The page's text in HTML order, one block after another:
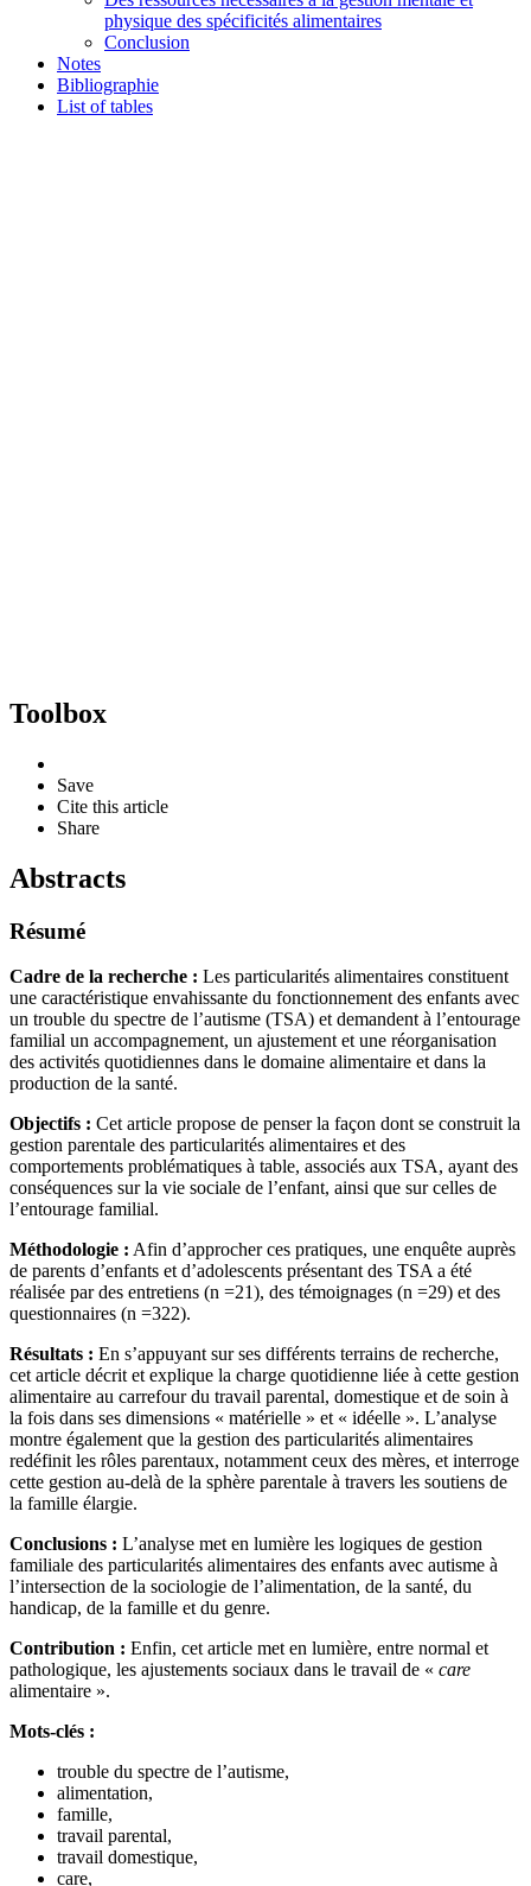
physique des spécificités alimentaires
Conclusion
Notes
Bibliographie
List of tables
Toolbox
Save
Cite this article
Share
Abstracts
Résumé
Cadre de la recherche : Les particularités alimentaires constituent
une caractéristique envahissante du fonctionnement des enfants avec
un trouble du spectre de l’autisme (TSA) et demandent à l’entourage
familial un accompagnement, un ajustement et une réorganisation
des activités quotidiennes dans le domaine alimentaire et dans la
production de la santé.
Objectifs : Cet article propose de penser la façon dont se construit la
gestion parentale des particularités alimentaires et des
comportements problématiques à table, associés aux TSA, ayant des
conséquences sur la vie sociale de l’enfant, ainsi que sur celles de
l’entourage familial.
Méthodologie : Afin d’approcher ces pratiques, une enquête auprès
de parents d’enfants et d’adolescents présentant des TSA a été
réalisée par des entretiens (n =21), des témoignages (n =29) et des
questionnaires (n =322).
Résultats : En s’appuyant sur ses différents terrains de recherche,
cet article décrit et explique la charge quotidienne liée à cette gestion
alimentaire au carrefour du travail parental, domestique et de soin à
la fois dans ses dimensions « matérielle » et « idéelle ». L’analyse
montre également que la gestion des particularités alimentaires
redéfinit les rôles parentaux, notamment ceux des mères, et interroge
cette gestion au-delà de la sphère parentale à travers les soutiens de
la famille élargie.
Conclusions : L’analyse met en lumière les logiques de gestion
familiale des particularités alimentaires des enfants avec autisme à
l’intersection de la sociologie de l’alimentation, de la santé, du
handicap, de la famille et du genre.
Contribution : Enfin, cet article met en lumière, entre normal et
pathologique, les ajustements sociaux dans le travail de « care
alimentaire ».
Mots-clés :
trouble du spectre de l’autisme,
alimentation,
famille,
travail parental,
travail domestique,
care,